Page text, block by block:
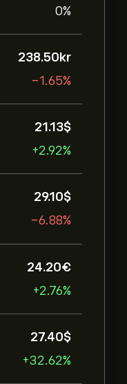
0%
238.50‎kr‎
-1.65%
21.13‎$‎
+2.92%
29.10‎$‎
-6.88%
24.20‎€‎
+2.76%
27.40‎$‎
+32.62%